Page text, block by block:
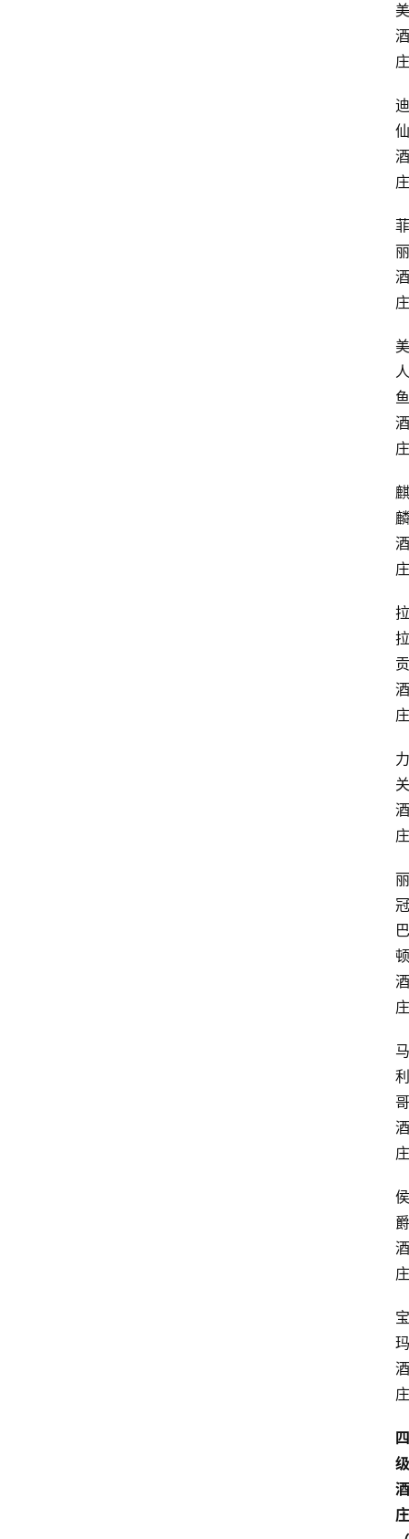
美
酒
庄
迪
仙
酒
庄
菲
丽
酒
庄
美
人
鱼
酒
庄
麒
麟
酒
庄
拉
拉
贡
酒
庄
力
关
酒
庄
丽
冠
巴
顿
酒
庄
马
利
哥
酒
庄
侯
爵
酒
庄
宝
玛
酒
庄
四
级
酒
庄